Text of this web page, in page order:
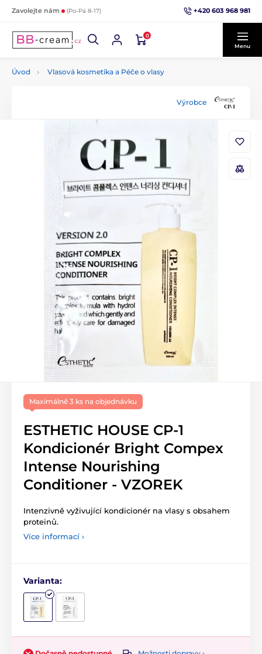
Zavolejte nám (Po-Pá 8-17) +420 603 968 981
0
Menu
Úvod Vlasová kosmetika a Péče o vlasy
Výrobce
Maximálně 3 ks na objednávku
ESTHETIC HOUSE CP-1
Kondicionér Bright Compex
Intense Nourishing
Conditioner - VZOREK
Intenzivně vyživující kondicionér na vlasy s obsahem
proteinů.
Více informací ›
Varianta: